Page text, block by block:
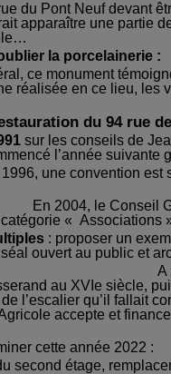
du Pont Neuf devant
apparaître une partie
la porcelainerie :
ce monument
réalisée en ce lieu, les
du 94 rue
sur les conseils de
l’année
1996, une convention
En 2004, le Conseil
« Associations
: proposer un
ouvert au public et
A
au XVIe siècle,
l’escalier qu’il fallait
accepte et
cette année 2022 :
second étage,